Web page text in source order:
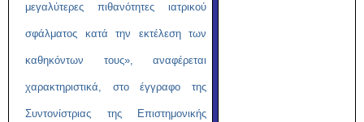
μεγαλύτερες πιθανότητες ιατρικού
σφάλματος κατά την εκτέλεση των
καθηκόντων τους», αναφέρεται
χαρακτηριστικά, στο έγγραφο της
Συντονίστριας της Επιστημονικής